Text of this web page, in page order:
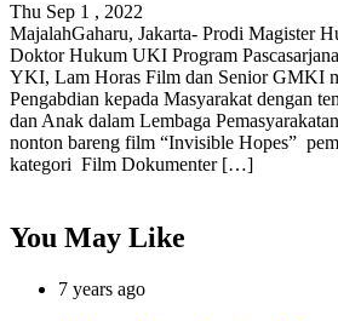
Thu Sep 1 , 2022
MajalahGaharu, Jakarta- Prodi Magister
Doktor Hukum UKI Program
YKI, Lam Horas Film dan Senior GMKI
Pengabdian kepada Masyarakat dengan
dan Anak dalam Lembaga
nonton bareng film “Invisible Hopes”
kategori Film Dokumenter […]
You May Like
7 years ago